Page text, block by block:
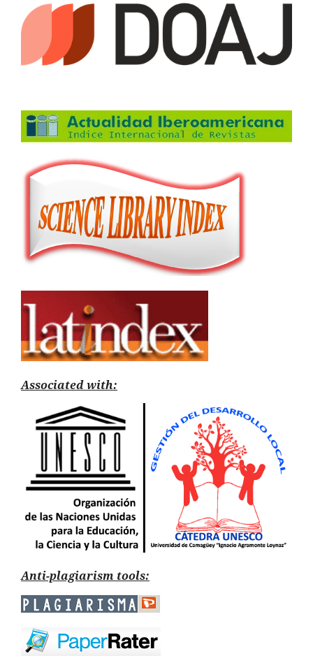
Associated with:
Anti-plagiarism tools: